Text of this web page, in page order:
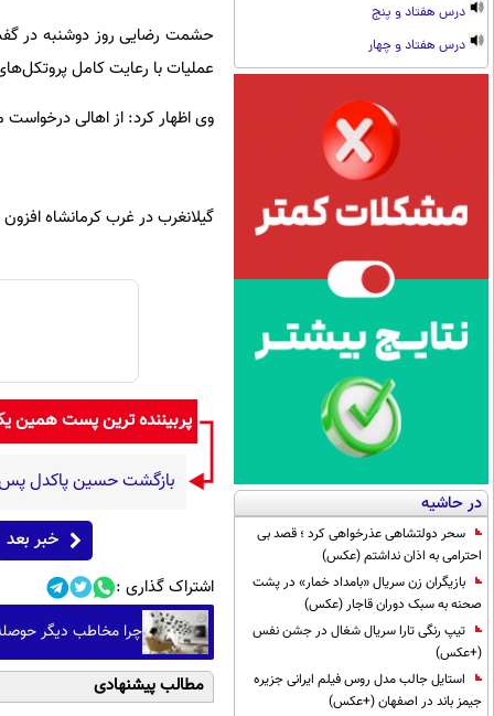
درس هفتاد و پنج
درس هفتاد و چهار
در حاشیه
سحر دولتشاهی عذرخواهی کرد ؛ قصد بی
احترامی به اذان نداشتم (عکس)
بازیگران زن سریال «بامداد خمار» در پشت
صحنه به سبک دوران قاجار (عکس)
تیپ رنگی تارا سریال شغال در جشن نفس
(+عکس)
استایل جالب مدل روس فیلم ایرانی جزیره
جیمز باند در اصفهان (+عکس)
حشمت رضایی روز دوشنبه در گفت
عملیات با رعایت کامل
وی اظهار کرد: از اهالی
گیلانغرب در غرب کرمانشاه افزون بر ۷۲ هزار نفر جمعیت
پربیننده ترین پست همین
بازگشت حسین پاکدل پس از ۳ دهه به اجرا با برنامه «هزار
خبر بعد
اشتراک گذاری :
چرا مخاطب دیگر حوصله سریال 30
مطالب پیشنهادی